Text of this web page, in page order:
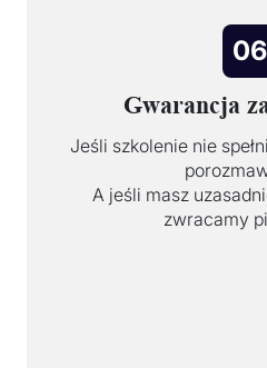
06
Gwarancja
Jeśli szkolenie nie
A jeśli masz
zwracamy